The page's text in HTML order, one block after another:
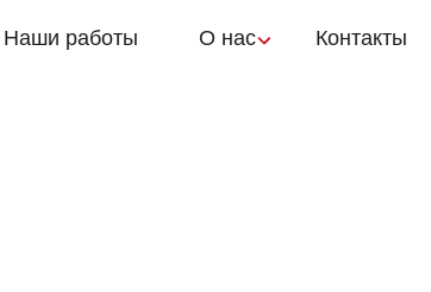
Наши работы О нас Контакты